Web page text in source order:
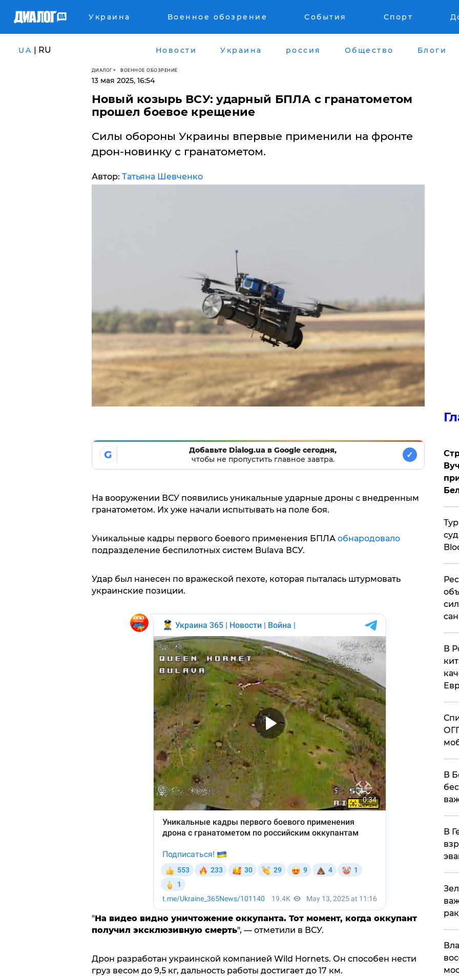
Украина Военное обозрение События Спорт
UA | RU Новости Украина россия Общество Блоги
ДИАЛОГ ВОЕННОЕ ОБОЗРЕНИЕ
13 мая 2025, 16:54
​Новый козырь ВСУ: ударный БПЛА с гранатометом
прошел боевое крещение
Силы обороны Украины впервые применили на фронте
дрон-новинку с гранатометом.
Автор: Татьяна Шевченко
G
Добавьте Dialog.ua в Google сегодня,
чтобы не пропустить главное завтра.
✓
На вооружении ВСУ появились уникальные ударные дроны с внедренным
гранатометом. Их уже начали испытывать на поле боя.
Уникальные кадры первого боевого применения БПЛА обнародовало
подразделение беспилотных систем Bulava ВСУ.
Удар был нанесен по вражеской пехоте, которая пыталась штурмовать
украинские позиции.
"На видео видно уничтожение оккупанта. Тот момент, когда оккупант
получил эксклюзивную смерть", — отметили в ВСУ.
Дрон разработан украинской компанией Wild Hornets. Он способен нести
груз весом до 9,5 кг, дальность работы достигает до 17 км.
В
В
В